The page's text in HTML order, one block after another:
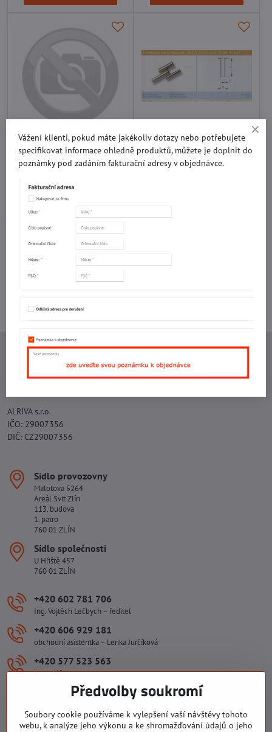
Trubkový nýt 2,5x9 mm
Lesklý
Skladem
Do košíku
Trubkový nýt 2,5x12 mm
Lesklý
Skladem
Potřebujete poradit s objednávkou?
Kontaktujte nás:
Ing. Vojtěch Lečbych - IVL
IČO: 60560908
ALRIVA s.r.o.
IČO: 29007356
DIČ: CZ29007356
Sídlo provozovny
Malotova 5264
Areál Svit Zlín
113. budova
1. patro
760 01 ZLÍN
Sídlo společnosti
U Hřiště 457
760 01 ZLÍN
+420 602 781 706
Ing. Vojtěch Lečbych – ředitel
+420 606 929 181
obchodní asistentka – Lenka Jurčíková
+420 577 523 563
kancelář
ivlecbych​@seznam​.cz
Předvolby soukromí
Soubory cookie používáme k vylepšení vaší návštěvy tohoto
webu, k analýze jeho výkonu a ke shromažďování údajů o jeho
Vážení klienti, pokud máte jakékoliv dotazy nebo potřebujete
specifikovat informace ohledně produktů, můžete je doplnit do
poznámky pod zadáním fakturační adresy v objednávce.